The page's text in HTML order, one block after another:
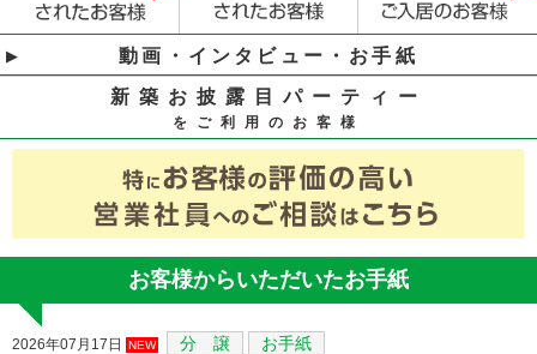
動画・インタビュー・お手紙
新築お披露目パーティー
をご利用のお客様
お客様からいただいたお手紙
2026年07月17日 NEW 分 譲 お手紙